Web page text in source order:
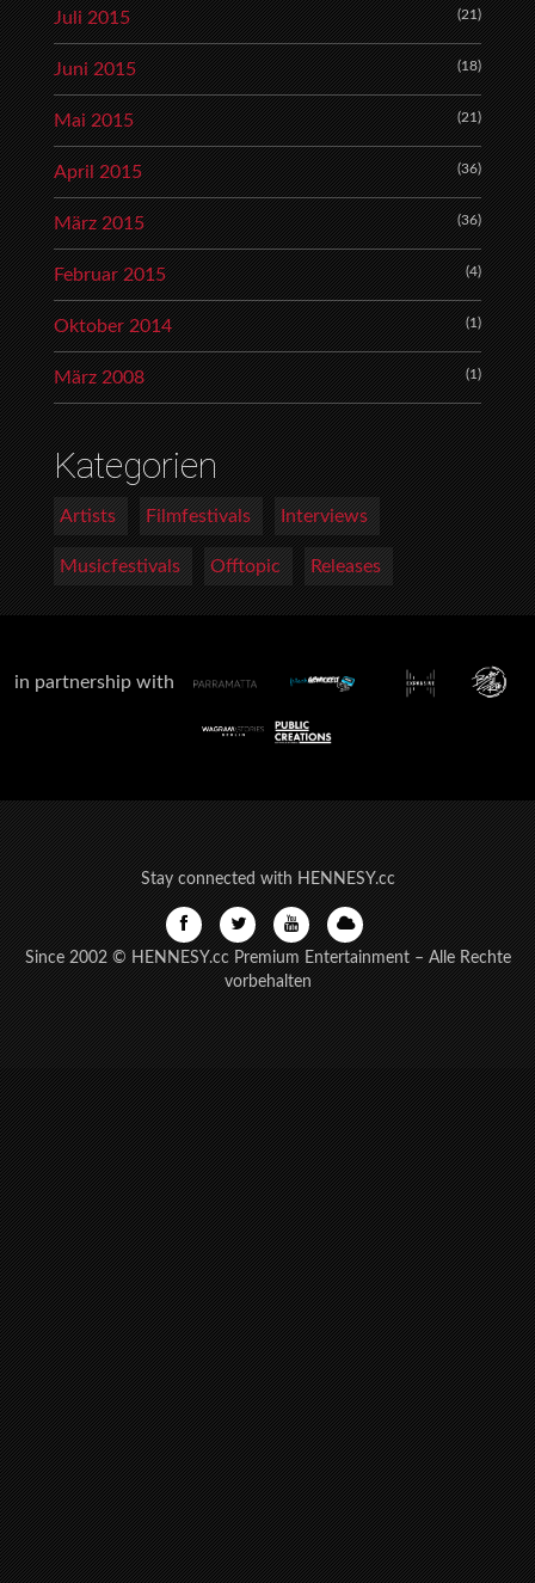
Juli 2015 (21)
Juni 2015 (18)
Mai 2015 (21)
April 2015 (36)
März 2015 (36)
Februar 2015 (4)
Oktober 2014 (1)
März 2008 (1)
Kategorien
Artists Filmfestivals Interviews
Musicfestivals Offtopic Releases
in partnership with
Stay connected with HENNESY.cc
Since 2002 © HENNESY.cc Premium Entertainment – Alle Rechte
vorbehalten